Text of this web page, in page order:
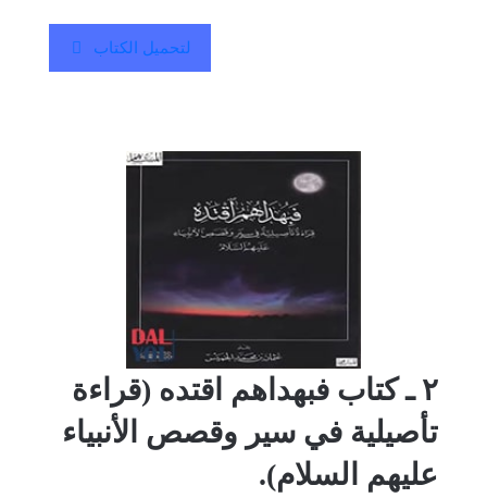
لتحميل الكتاب
٢ ـ كتاب فبهداهم اقتده (قراءة
تأصيلية في سير وقصص الأنبياء
عليهم السلام).